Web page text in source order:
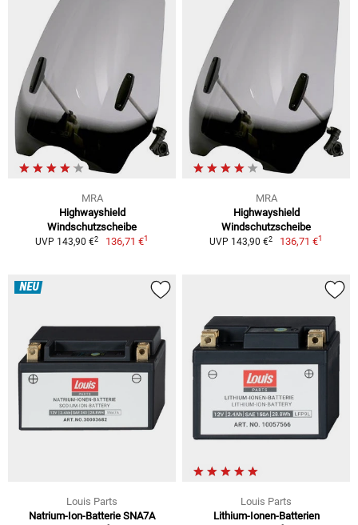
MRA
Highwayshield
Windschutzscheibe
UVP 143,90 €2 136,71 €1
MRA
Highwayshield
Windschutzscheibe
UVP 143,90 €2 136,71 €1
NEU
Louis Parts
Natrium-Ion-Batterie SNA7A
Louis Parts
Lithium-Ionen-Batterien